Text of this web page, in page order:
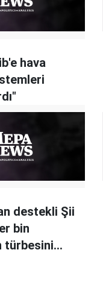
hava
destekli Şii
bin
türbesini